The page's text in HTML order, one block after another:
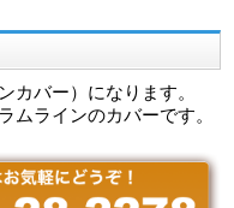
カバー）になります。
ムラインのカバーです。